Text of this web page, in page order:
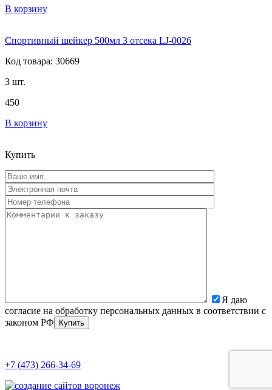
В корзину
Спортивный шейкер 500мл 3 отсека LJ-0026
Код товара: 30669
3 шт.
450
В корзину
Купить
Я даю
согласие на обработку персональных данных в соответствии с
законом РФ
+7 (473) 266-34-69